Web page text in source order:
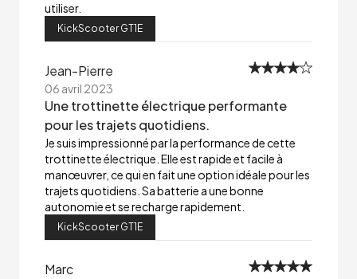
utiliser.
KickScooter GT1E
Jean-Pierre
06 avril 2023
Une trottinette électrique performante
pour les trajets quotidiens.
Je suis impressionné par la performance de cette
trottinette électrique. Elle est rapide et facile à
manœuvrer, ce qui en fait une option idéale pour les
trajets quotidiens. Sa batterie a une bonne
autonomie et se recharge rapidement.
KickScooter GT1E
Marc